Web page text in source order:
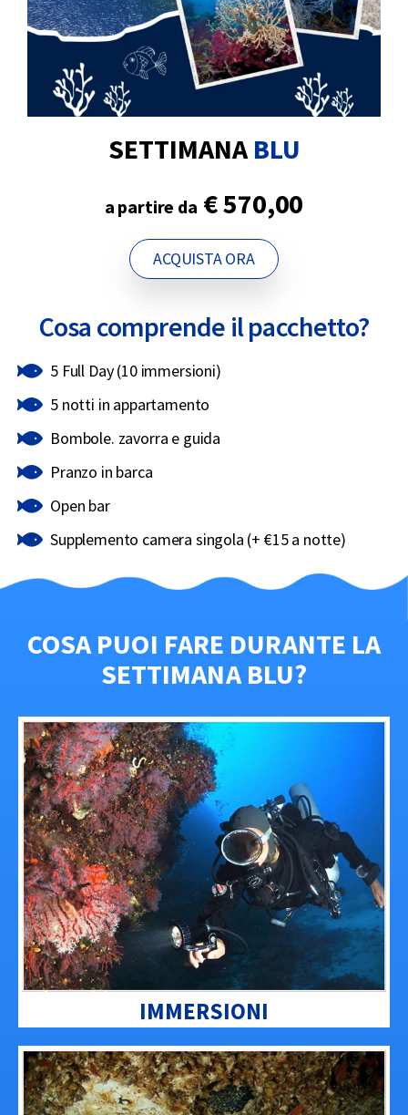
SETTIMANABLU
a partire da € 570,00
ACQUISTA ORA
Cosa comprende il pacchetto?
5 Full Day (10 immersioni)
5 notti in appartamento
Bombole. zavorra e guida
Pranzo in barca
Open bar
Supplemento camera singola (+ €15 a notte)
COSA PUOI FARE DURANTE LA
SETTIMANA BLU?
IMMERSIONI